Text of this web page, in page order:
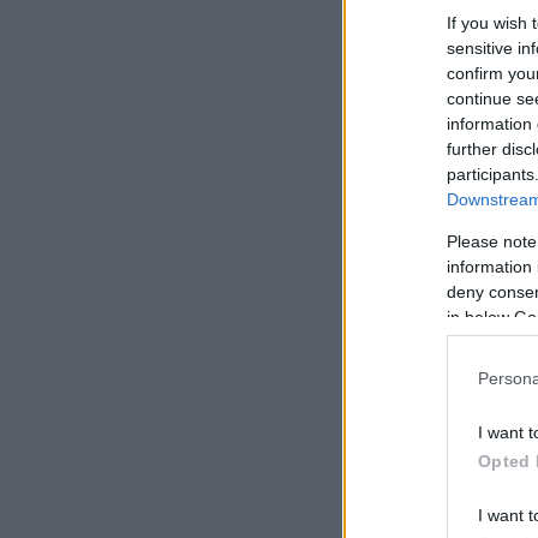
If you wish
sensitive
confirm
continue
information
further
Please
information
deny
in below
I want
Opted
I want